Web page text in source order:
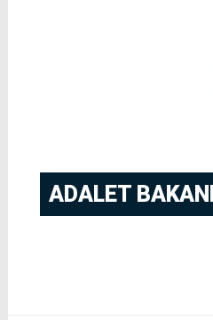
ADALET